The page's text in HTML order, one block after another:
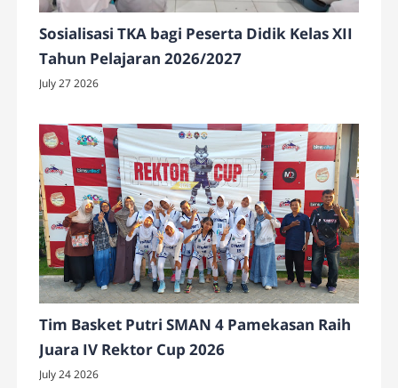
Sosialisasi TKA bagi Peserta Didik Kelas XII
Tahun Pelajaran 2026/2027
July 27 2026
Tim Basket Putri SMAN 4 Pamekasan Raih
Juara IV Rektor Cup 2026
July 24 2026